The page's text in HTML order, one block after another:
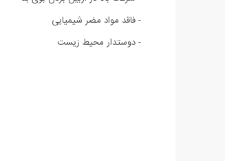
- فاقد مواد مضر شیمیایی
- دوستدار محیط زیست